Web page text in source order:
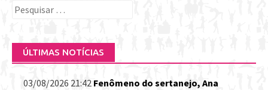
Pesquisar
ÚLTIMAS NOTÍCIAS
03/08/2026 21:42 Fenômeno do sertanejo, Ana